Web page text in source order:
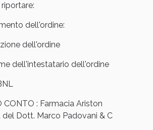
dell'ordine:
dell'ordine
dell'intestatario dell'ordine
CONTO : Farmacia Ariston
del Dott. Marco Padovani & C